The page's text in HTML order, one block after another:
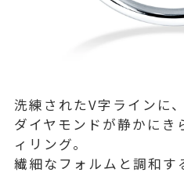
洗練されたV字ラインに
ダイヤモンドが静かにき
ィリング。
繊細なフォルムと調和す